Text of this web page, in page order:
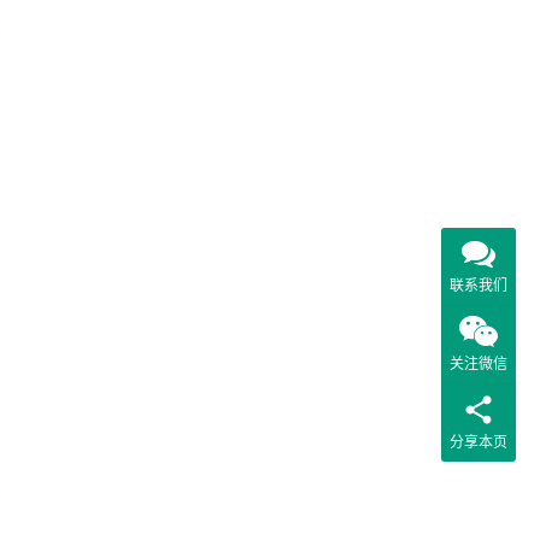
联系我们
关注微信
分享本页